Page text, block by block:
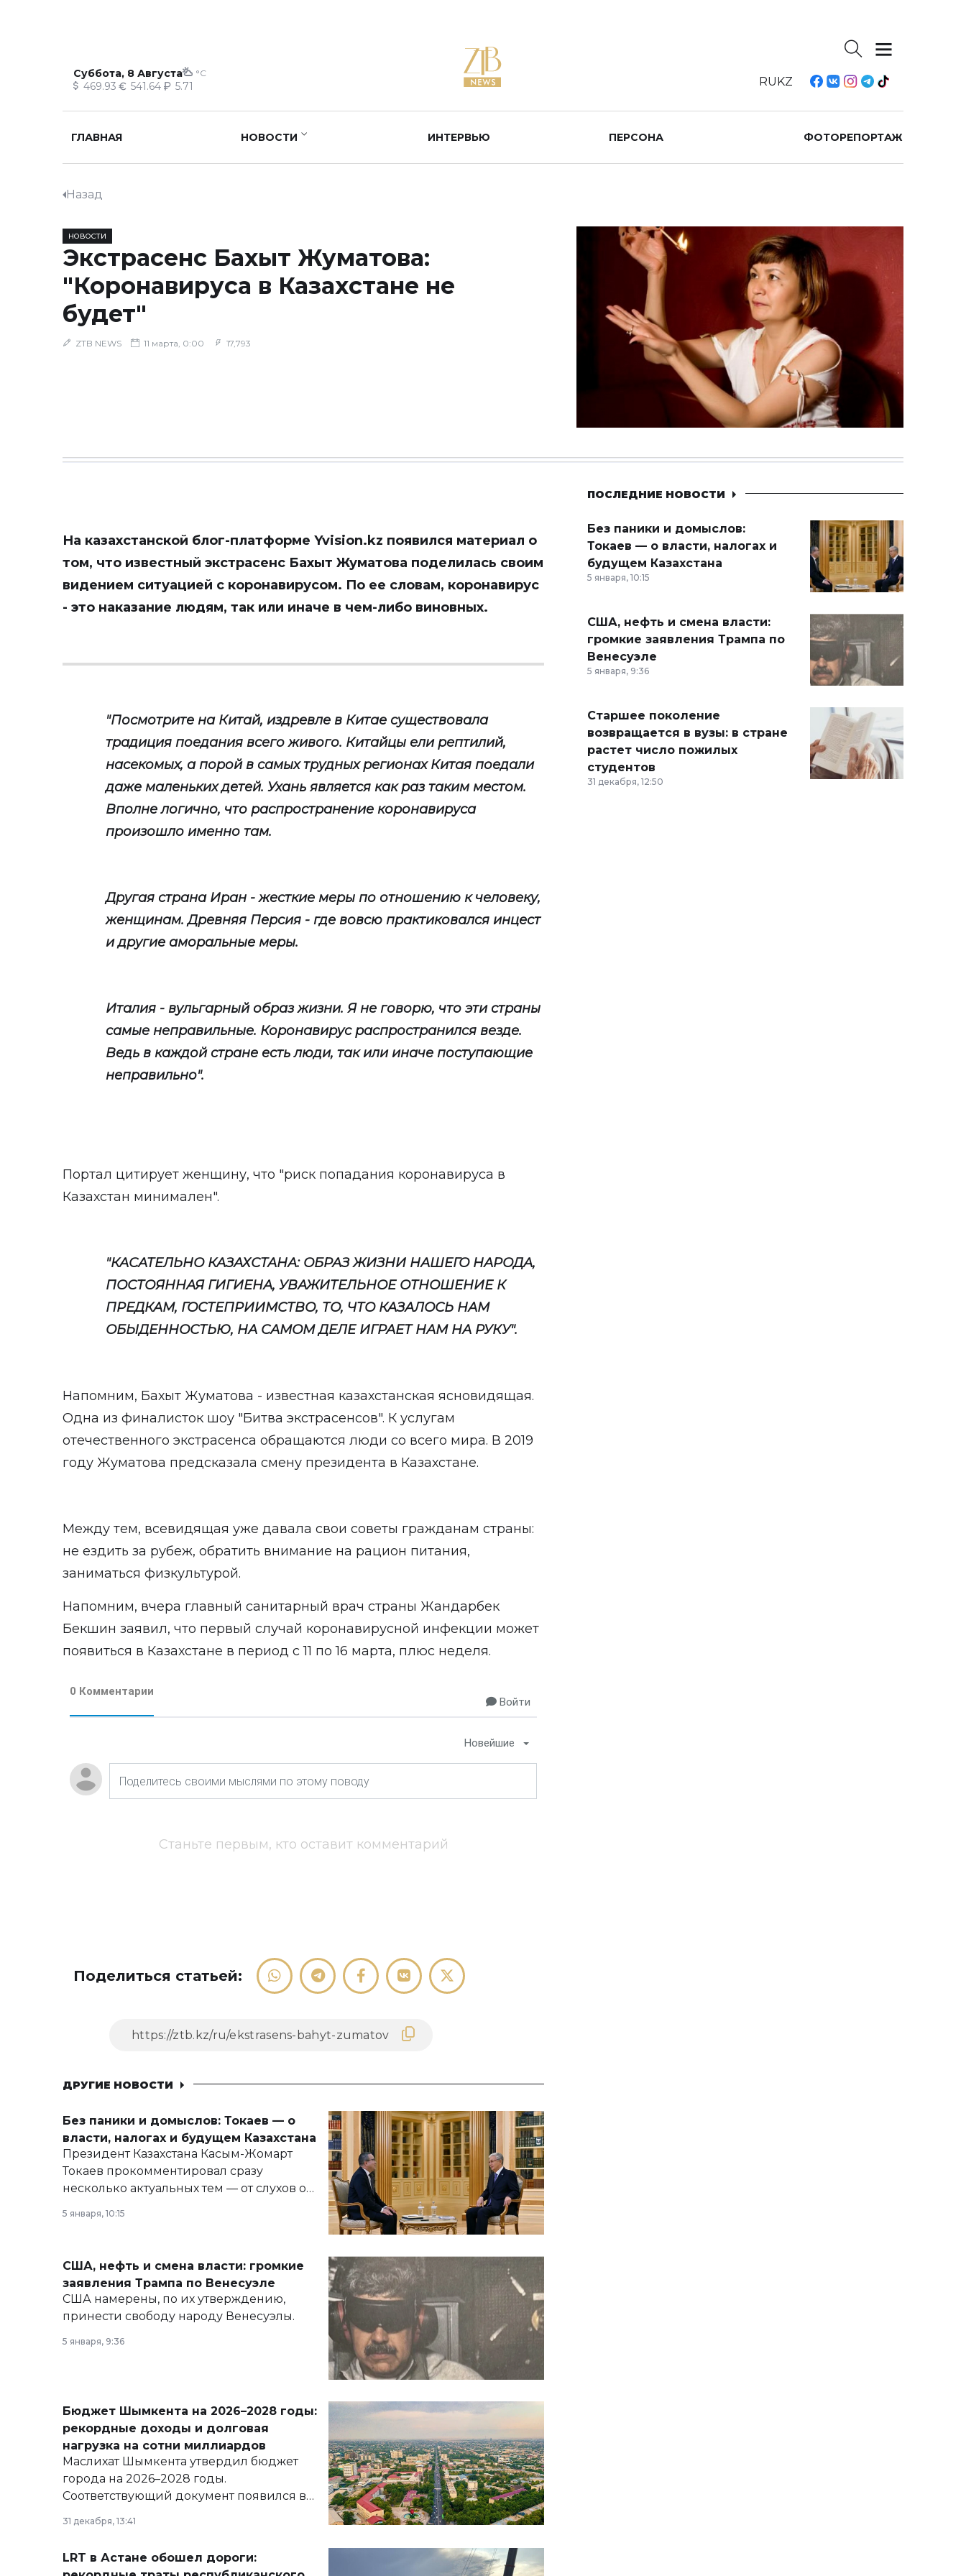
Суббота, 8 Августа °C
469.93 541.64 5.71 RUKZ
ГЛАВНАЯ НОВОСТИ ИНТЕРВЬЮ ПЕРСОНА ФОТОРЕПОРТАЖ
Назад
НОВОСТИ
Экстрасенс Бахыт Жуматова:
"Коронавируса в Казахстане не
будет"
ZTB NEWS 11 марта, 0:00 17,793
На казахстанской блог-платформе Yvision.kz появился материал о
том, что известный экстрасенс Бахыт Жуматова поделилась своим
видением ситуацией с коронавирусом. По ее словам, коронавирус
- это наказание людям, так или иначе в чем-либо виновных.
"Посмотрите на Китай, издревле в Китае существовала
традиция поедания всего живого. Китайцы ели рептилий,
насекомых, а порой в самых трудных регионах Китая поедали
даже маленьких детей. Ухань является как раз таким местом.
Вполне логично, что распространение коронавируса
произошло именно там.
Другая страна Иран - жесткие меры по отношению к человеку,
женщинам. Древняя Персия - где вовсю практиковался инцест
и другие аморальные меры.
Италия - вульгарный образ жизни. Я не говорю, что эти страны
самые неправильные. Коронавирус распространился везде.
Ведь в каждой стране есть люди, так или иначе поступающие
неправильно".
Портал цитирует женщину, что "риск попадания коронавируса в
Казахстан минимален".
"КАСАТЕЛЬНО КАЗАХСТАНА: ОБРАЗ ЖИЗНИ НАШЕГО НАРОДА,
ПОСТОЯННАЯ ГИГИЕНА, УВАЖИТЕЛЬНОЕ ОТНОШЕНИЕ К
ПРЕДКАМ, ГОСТЕПРИИМСТВО, ТО, ЧТО КАЗАЛОСЬ НАМ
ОБЫДЕННОСТЬЮ, НА САМОМ ДЕЛЕ ИГРАЕТ НАМ НА РУКУ".
Напомним, Бахыт Жуматова - известная казахстанская ясновидящая.
Одна из финалисток шоу "Битва экстрасенсов". К услугам
отечественного экстрасенса обращаются люди со всего мира. В 2019
году Жуматова предсказала смену президента в Казахстане.
Между тем, всевидящая уже давала свои советы гражданам страны:
не ездить за рубеж, обратить внимание на рацион питания,
заниматься физкультурой.
Напомним, вчера главный санитарный врач страны Жандарбек
Бекшин заявил, что первый случай коронавирусной инфекции может
появиться в Казахстане в период с 11 по 16 марта, плюс неделя.
0 Комментарии
Войти
Новейшие
Станьте первым, кто оставит комментарий
Поделиться статьей:
ДРУГИЕ НОВОСТИ
Без паники и домыслов: Токаев — о
власти, налогах и будущем Казахстана
Президент Казахстана Касым-Жомарт
Токаев прокомментировал сразу
несколько актуальных тем — от слухов о
армии, экономики и личного здоровья.
5 января, 10:15
США, нефть и смена власти: громкие
заявления Трампа по Венесуэле
США намерены, по их утверждению,
принести свободу народу Венесуэлы.
5 января, 9:36
Бюджет Шымкента на 2026–2028 годы:
рекордные доходы и долговая
нагрузка на сотни миллиардов
Маслихат Шымкента утвердил бюджет
города на 2026–2028 годы.
Соответствующий документ появился в
базе нормативных правовых актов и на
сайте маслихат города.
31 декабря, 13:41
LRT в Астане обошел дороги:
ПОСЛЕДНИЕ НОВОСТИ
Без паники и домыслов:
Токаев — о власти, налогах и
будущем Казахстана
5 января, 10:15
США, нефть и смена власти:
громкие заявления Трампа по
Венесуэле
5 января, 9:36
Старшее поколение
возвращается в вузы: в стране
растет число пожилых
студентов
31 декабря, 12:50